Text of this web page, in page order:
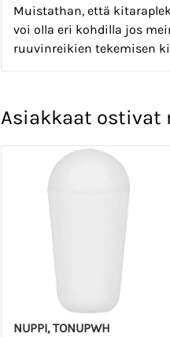
Muistathan, että
voi olla eri kohdilla jos
ruuvinreikien tekemisen
Asiakkaat ostivat
NUPPI, TONUPWH